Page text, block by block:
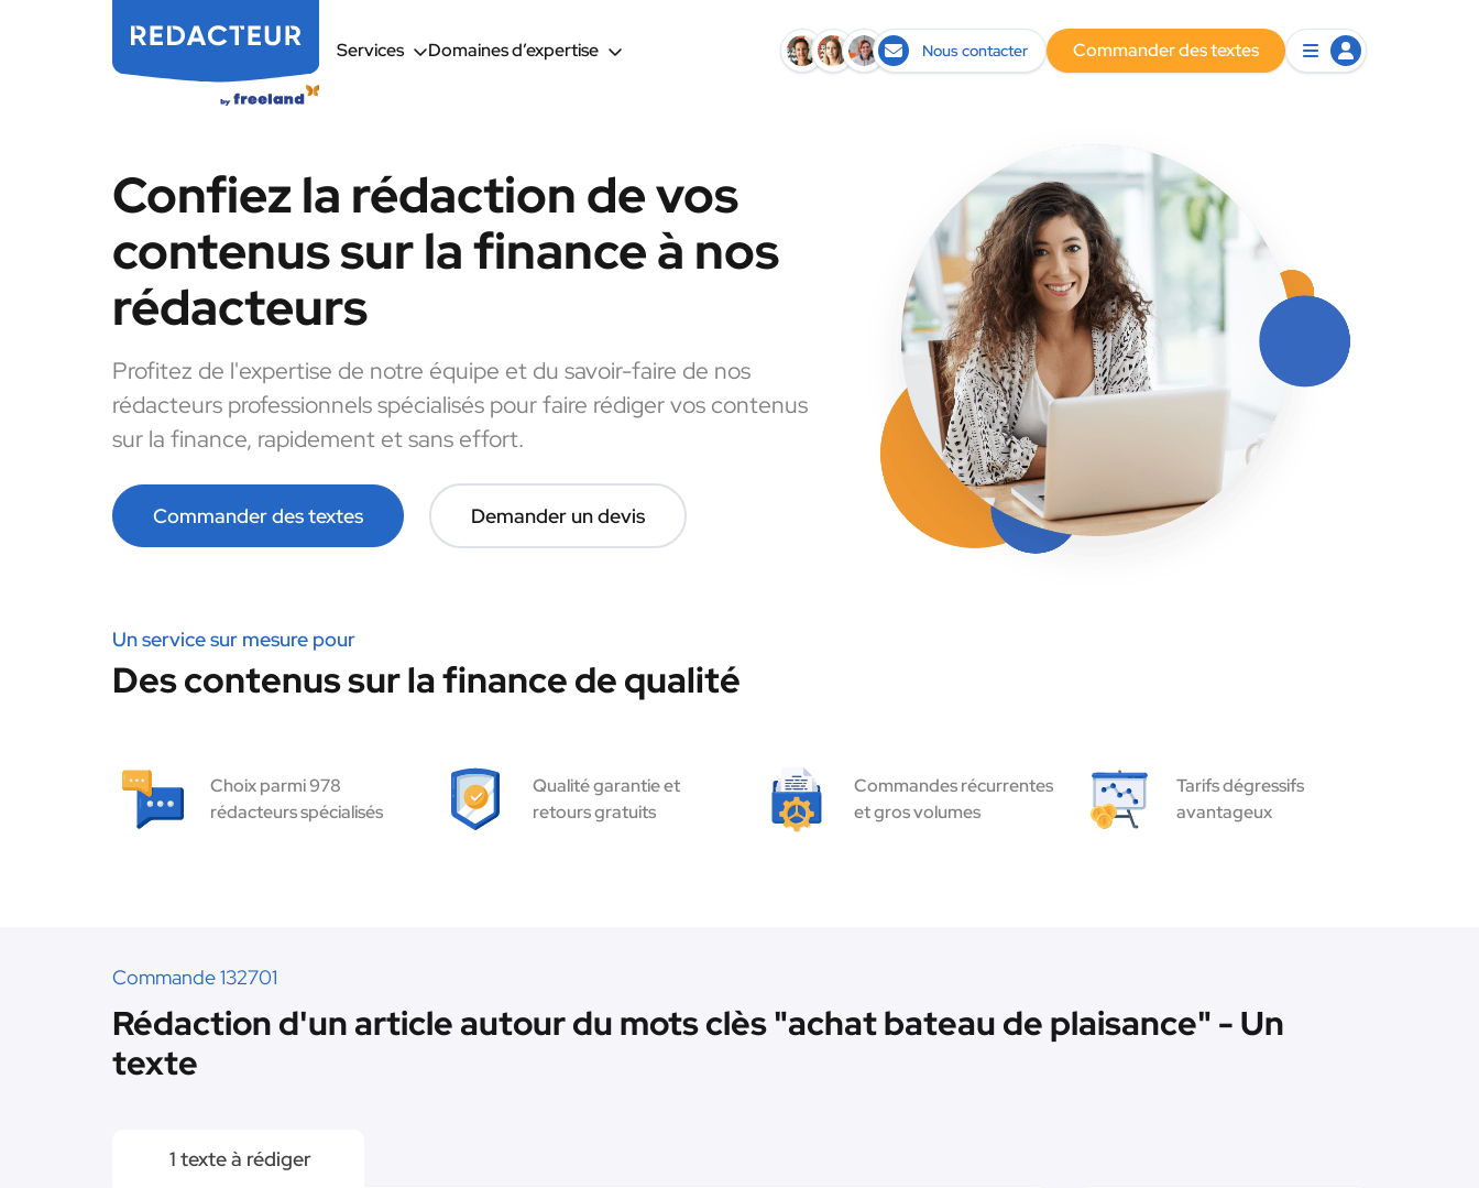
Services Domaines d’expertise Nous contacter Commander des textes
Confiez la rédaction de vos
contenus sur la finance à nos
rédacteurs
Profitez de l'expertise de notre équipe et du savoir-faire de nos
rédacteurs professionnels spécialisés pour faire rédiger vos contenus
sur la finance, rapidement et sans effort.
Commander des textes Demander un devis
Un service sur mesure pour
Des contenus sur la finance de qualité
Choix parmi 978
rédacteurs spécialisés
Qualité garantie et
retours gratuits
Commandes récurrentes
et gros volumes
Tarifs dégressifs
avantageux
Commande 132701
Rédaction d'un article autour du mots clès "achat bateau de plaisance" - Un
texte
1 texte à rédiger